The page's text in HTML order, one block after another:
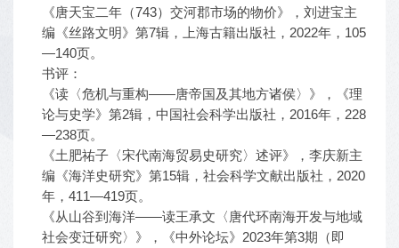
《唐天宝二年（743）交河郡市场的物价》，刘进宝主
编《丝路文明》第7辑，上海古籍出版社，2022年，105
—140页。
书评：
《读〈危机与重构——唐帝国及其地方诸侯〉》，《理
论与史学》第2辑，中国社会科学出版社，2016年，228
—238页。
《土肥祐子〈宋代南海贸易史研究〉述评》，李庆新主
编《海洋史研究》第15辑，社会科学文献出版社，2020
年，411—419页。
《从山谷到海洋——读王承文〈唐代环南海开发与地域
社会变迁研究〉》，《中外论坛》2023年第3期（即